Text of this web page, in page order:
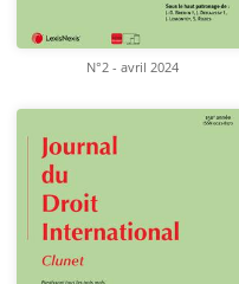
N°2 - avril 2024